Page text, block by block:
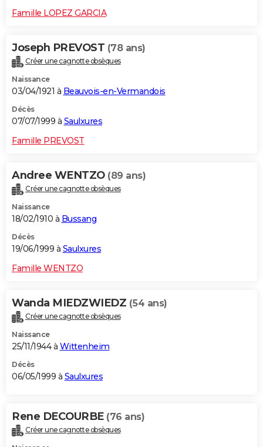
Famille LOPEZ GARCIA
Joseph PREVOST (78 ans)
Créer une cagnotte obsèques
Naissance
03/04/1921 à Beauvois-en-Vermandois
Décès
07/07/1999 à Saulxures
Famille PREVOST
Andree WENTZO (89 ans)
Créer une cagnotte obsèques
Naissance
18/02/1910 à Bussang
Décès
19/06/1999 à Saulxures
Famille WENTZO
Wanda MIEDZWIEDZ (54 ans)
Créer une cagnotte obsèques
Naissance
25/11/1944 à Wittenheim
Décès
06/05/1999 à Saulxures
Rene DECOURBE (76 ans)
Créer une cagnotte obsèques